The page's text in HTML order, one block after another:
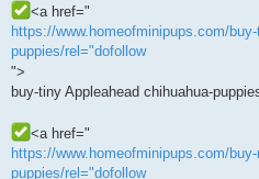
<a href="
https://www.homeofminipups.com/
puppies/rel="dofollow
">
buy-tiny Appleahead chihuahua-
<a href="
https://www.homeofminipups.com/
puppies/rel="dofollow